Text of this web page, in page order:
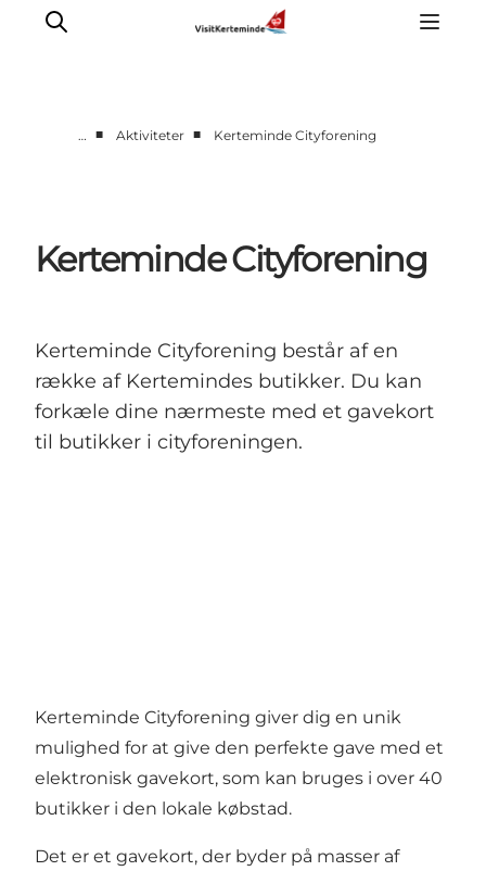
Spis godt
Sov godt
Det sker
Sommerbus
… ■ Aktiviteter ■ Kerteminde Cityforening
Kerteminde Cityforening
Kerteminde Cityforening består af en
række af Kertemindes butikker. Du kan
forkæle dine nærmeste med et gavekort
til butikker i cityforeningen.
Kerteminde Cityforening giver dig en unik
mulighed for at give den perfekte gave med et
elektronisk gavekort, som kan bruges i over 40
butikker i den lokale købstad.
Det er et gavekort, der byder på masser af